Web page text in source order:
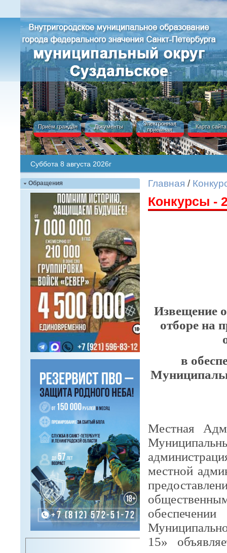
Приём граждан Документы
Электронная
приёмная
Карта сайта
Суббота 8 августа 2026г
Обращения Главная /
Конкурсы -
Извещение
отборе на
в
Местная
местной
15»